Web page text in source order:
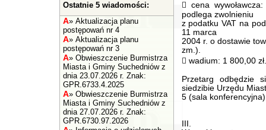
Ostatnie 5 wiadomości:
A» Aktualizacja planu
postępowań nr 4
A» Aktualizacja planu
postępowań nr 3
A» Obwieszczenie Burmistrza
Miasta i Gminy Suchedniów z
dnia 23.07.2026 r. Znak:
GPR.6733.4.2025
A» Obwieszczenie Burmistrza
Miasta i Gminy Suchedniów z
dnia 27.07.2026 r. Znak:
GPR.6730.97.2026
 cena
podlega zwolnieniu
z podatku VAT na
11 marca
2004 r. o dostawie
zm.).
 wadium: 1 800,00 zł.
Przetarg odbędzie
siedzibie Urzędu
5 (sala
III.